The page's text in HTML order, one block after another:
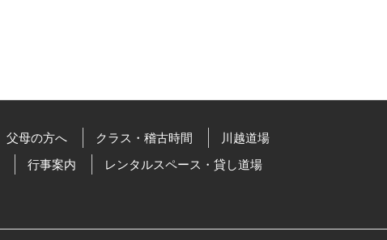
父母の方へ クラス・稽古時間
川越道場
行事案内
レンタルスペース・貸し道場